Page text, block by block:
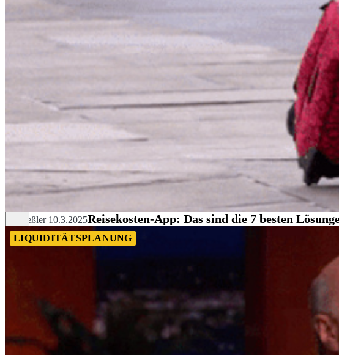
Pia Heßler 10.3.2025Reisekosten-App: Das sind die 7 besten
LIQUIDITÄTSPLANUNG